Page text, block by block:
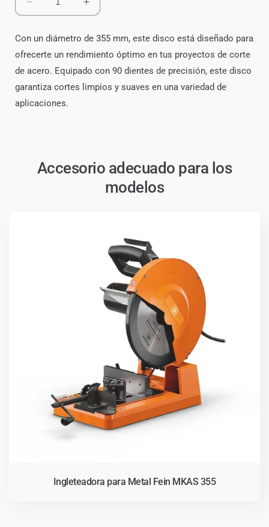
Reducir
cantidad
para
Disco
de
Sierra
Fein
Acero
Aumentar
cantidad
para
Disco
de
Sierra
Fein
Para
Con un diámetro de 355 mm, este disco está diseñado para
ofrecerte un rendimiento óptimo en tus proyectos de corte
de acero. Equipado con 90 dientes de precisión, este disco
garantiza cortes limpios y suaves en una variedad de
aplicaciones.
Accesorio adecuado para los
modelos
Ingleteadora para Metal Fein MKAS 355